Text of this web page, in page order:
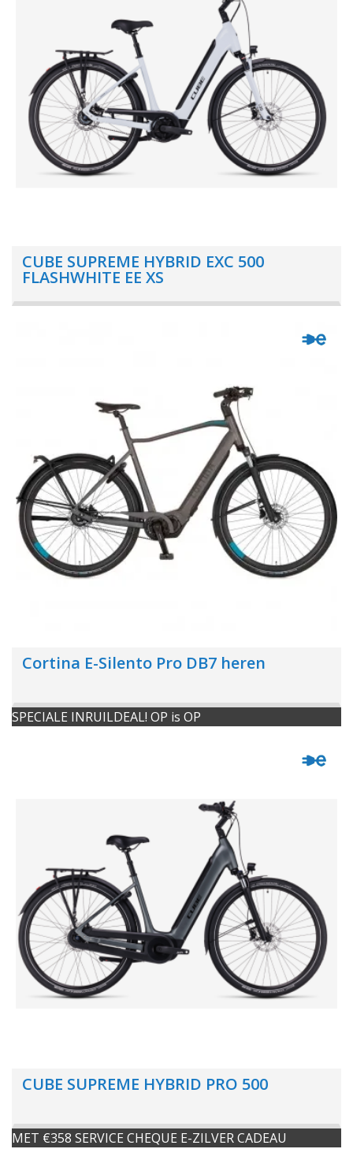
CUBE SUPREME HYBRID EXC 500
FLASHWHITE EE XS
Cortina E-Silento Pro DB7 heren
SPECIALE INRUILDEAL! OP is OP
CUBE SUPREME HYBRID PRO 500
MET €358 SERVICE CHEQUE E-ZILVER CADEAU